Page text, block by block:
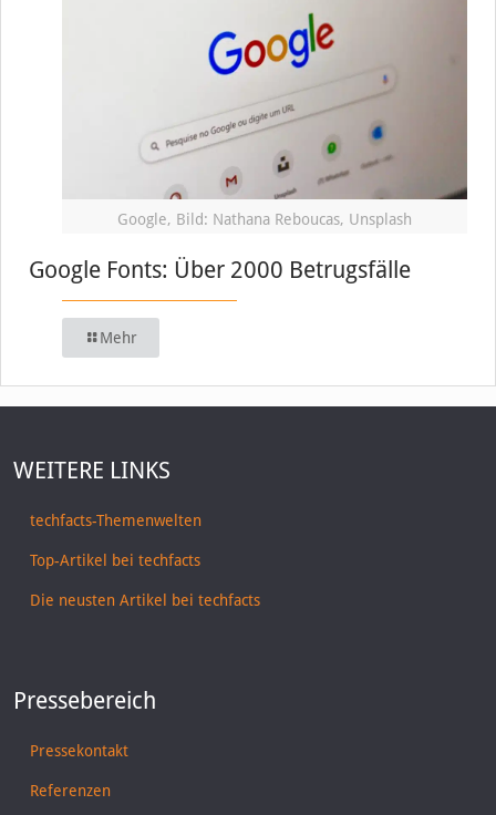
Google, Bild: Nathana Reboucas, Unsplash
Google Fonts: Über 2000 Betrugsfälle
Mehr
WEITERE LINKS
techfacts-Themenwelten
Top-Artikel bei techfacts
Die neusten Artikel bei techfacts
Pressebereich
Pressekontakt
Referenzen